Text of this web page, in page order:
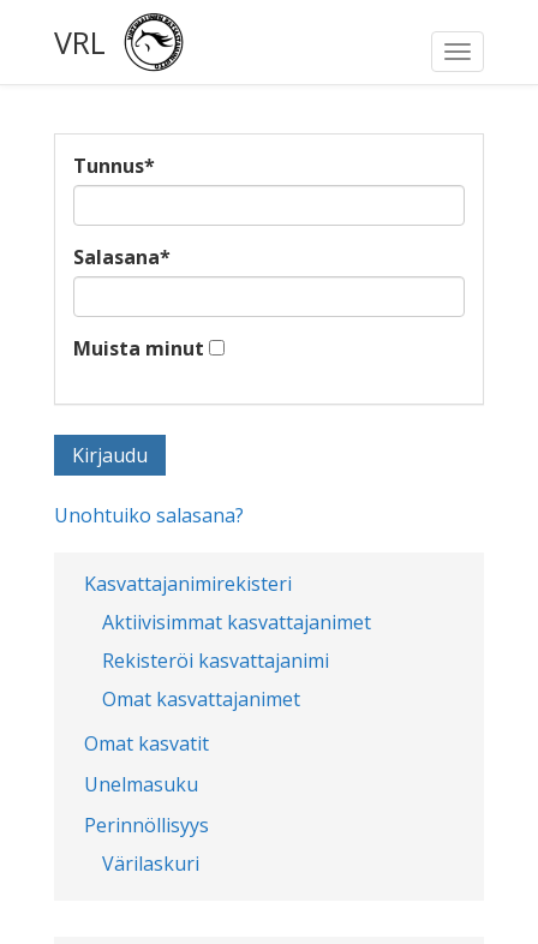
Toggle
VRL
Kasvattajanimirekisteri
Aktiivisimmat kasvattajanimet
Rekisteröi kasvattajanimi
Omat kasvattajanimet
Omat kasvatit
Unelmasuku
Perinnöllisyys
Värilaskuri
Tunnus*
Salasana*
Muista minut
Unohtuiko salasana?